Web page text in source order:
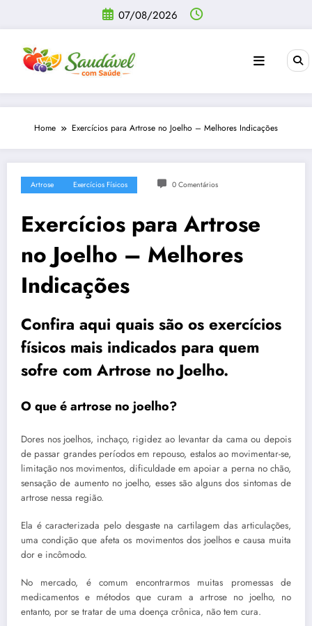
o
conteúdo
07/08/2026
Home Exercícios para Artrose no Joelho – Melhores Indicações
Artrose Exercícios Físicos 0 Comentários
Exercícios para Artrose
no Joelho – Melhores
Indicações
Confira aqui quais são os exercícios
físicos mais indicados para quem
sofre com Artrose no Joelho.
O que é artrose no joelho?
Dores nos joelhos, inchaço, rigidez ao levantar da cama ou depois
de passar grandes períodos em repouso, estalos ao movimentar-se,
limitação nos movimentos, dificuldade em apoiar a perna no chão,
sensação de aumento no joelho, esses são alguns dos sintomas de
artrose nessa região.
Ela é caracterizada pelo desgaste na cartilagem das articulações,
uma condição que afeta os movimentos dos joelhos e causa muita
dor e incômodo.
No mercado, é comum encontrarmos muitas promessas de
medicamentos e métodos que curam a artrose no joelho, no
entanto, por se tratar de uma doença crônica, não tem cura.